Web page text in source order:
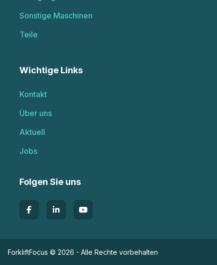
Sonstige Maschinen
Teile
Wichtige Links
Kontakt
Über uns
Aktuell
Jobs
Folgen Sie uns
ForkliftFocus © 2026 - Alle Rechte vorbehalten